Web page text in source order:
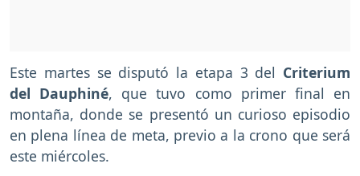
Este martes se disputó la etapa 3 del Criterium
del Dauphiné, que tuvo como primer final en
montaña, donde se presentó un curioso episodio
en plena línea de meta, previo a la crono que será
este miércoles.